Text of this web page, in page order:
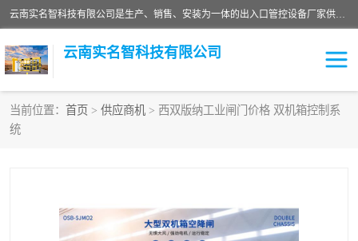
云南实名智科技有限公司是生产、销售、安装为一体的出入口管控设备厂家供应商。主营:电动伸缩门、道闸、广告道闸、重型空降闸、车牌识别、门禁通道、升降柱、岗亭、旗杆等智能设备。主营产品: 电动伸缩门,道闸门禁,车牌识别 生产、销售、安装为一体的出入口管控设备厂家源头供应商。
云南实名智科技有限公司
当前位置： 首页 > 供应商机 > 西双版纳工业闸门价格 双机箱控制系
统
升降门系列 通道闸系列